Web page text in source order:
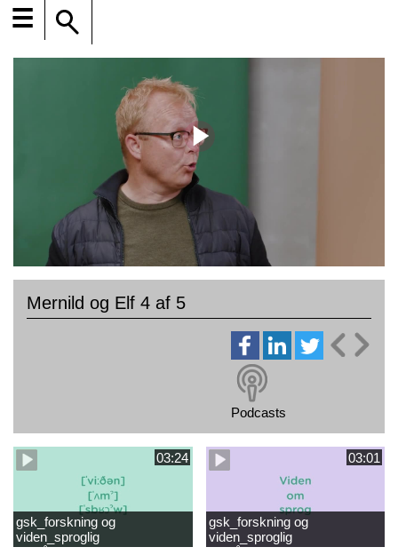
☰
Mernild og Elf 4 af 5
Podcasts
03:24
gsk_forskning og
viden_sproglig
03:01
gsk_forskning og
viden_sproglig